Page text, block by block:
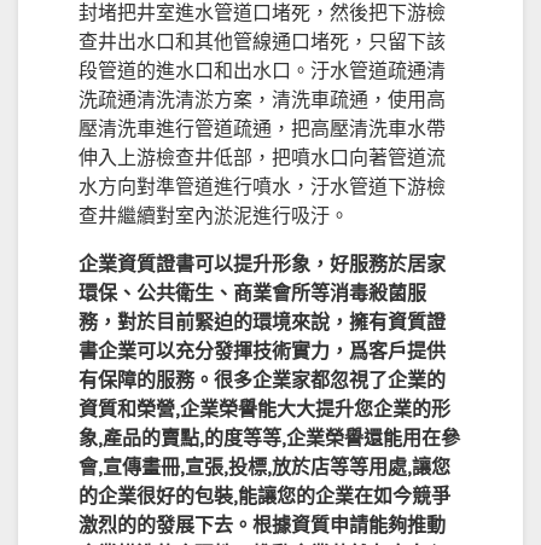
封堵把井室進水管道口堵死，然後把下游檢
查井出水口和其他管線通口堵死，只留下該
段管道的進水口和出水口。汙水管道疏通清
洗疏通清洗清淤方案，清洗車疏通，使用高
壓清洗車進行管道疏通，把高壓清洗車水帶
伸入上游檢查井低部，把噴水口向著管道流
水方向對準管道進行噴水，汙水管道下游檢
查井繼續對室內淤泥進行吸汙。
企業資質證書可以提升形象，好服務於居家
環保、公共衛生、商業會所等消毒殺菌服
務，對於目前緊迫的環境來說，擁有資質證
書企業可以充分發揮技術實力，爲客戶提供
有保障的服務。很多企業家都忽視了企業的
資質和榮營,企業榮譽能大大提升您企業的形
象,產品的賣點,的度等等,企業榮譽還能用在參
會,宣傳畫冊,宣張,投標,放於店等等用處,讓您
的企業很好的包裝,能讓您的企業在如今競爭
激烈的的發展下去。根據資質申請能夠推動